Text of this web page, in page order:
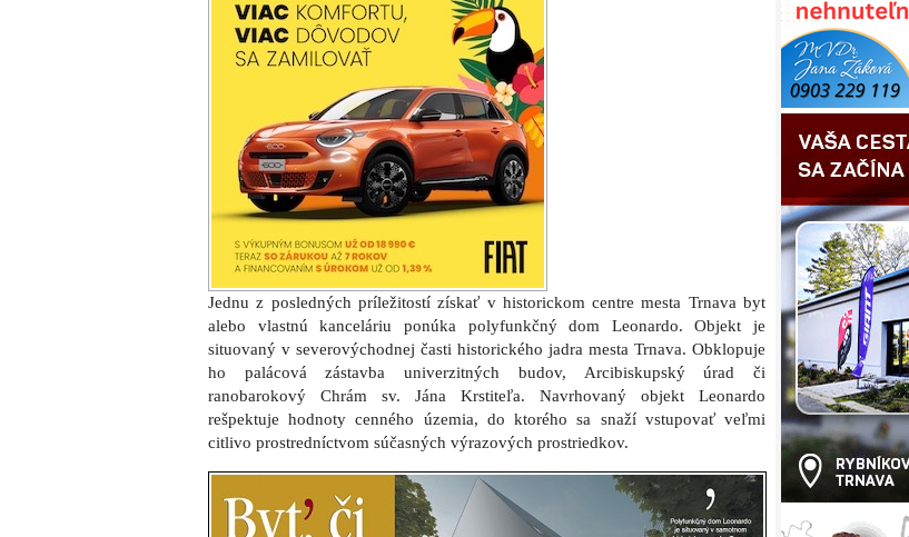
Jednu z posledných príležitostí získať v historickom centre mesta Trnava byt
alebo vlastnú kanceláriu ponúka polyfunkčný dom Leonardo. Objekt je
situovaný v severovýchodnej časti historického jadra mesta Trnava. Obklopuje
ho palácová zástavba univerzitných budov, Arcibiskupský úrad či
ranobarokový Chrám sv. Jána Krstiteľa. Navrhovaný objekt Leonardo
rešpektuje hodnoty cenného územia, do ktorého sa snaží vstupovať veľmi
citlivo prostredníctvom súčasných výrazových prostriedkov.